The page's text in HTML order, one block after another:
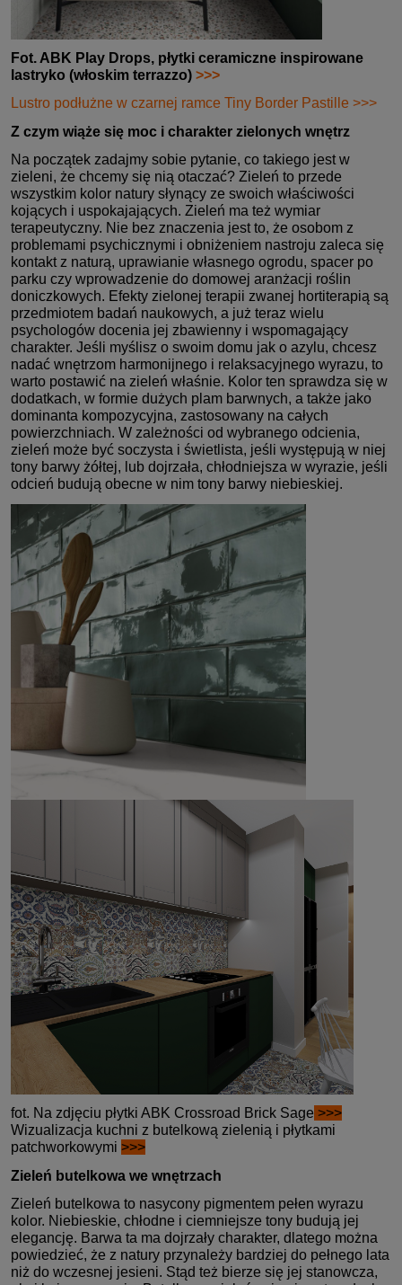
Fot. ABK Play Drops, płytki ceramiczne inspirowane
lastryko (włoskim terrazzo) >>>
Lustro podłużne w czarnej ramce Tiny Border Pastille >>>
Z czym wiąże się moc i charakter zielonych wnętrz
Na początek zadajmy sobie pytanie, co takiego jest w
zieleni, że chcemy się nią otaczać? Zieleń to przede
wszystkim kolor natury słynący ze swoich właściwości
kojących i uspokajających. Zieleń ma też wymiar
terapeutyczny. Nie bez znaczenia jest to, że osobom z
problemami psychicznymi i obniżeniem nastroju zaleca się
kontakt z naturą, uprawianie własnego ogrodu, spacer po
parku czy wprowadzenie do domowej aranżacji roślin
doniczkowych. Efekty zielonej terapii zwanej hortiterapią są
przedmiotem badań naukowych, a już teraz wielu
psychologów docenia jej zbawienny i wspomagający
charakter. Jeśli myślisz o swoim domu jak o azylu, chcesz
nadać wnętrzom harmonijnego i relaksacyjnego wyrazu, to
warto postawić na zieleń właśnie. Kolor ten sprawdza się w
dodatkach, w formie dużych plam barwnych, a także jako
dominanta kompozycyjna, zastosowany na całych
powierzchniach. W zależności od wybranego odcienia,
zieleń może być soczysta i świetlista, jeśli występują w niej
tony barwy żółtej, lub dojrzała, chłodniejsza w wyrazie, jeśli
odcień budują obecne w nim tony barwy niebieskiej.
fot. Na zdjęciu płytki ABK Crossroad Brick Sage >>>
Wizualizacja kuchni z butelkową zielenią i płytkami
patchworkowymi >>>
Zieleń butelkowa we wnętrzach
Zieleń butelkowa to nasycony pigmentem pełen wyrazu
kolor. Niebieskie, chłodne i ciemniejsze tony budują jej
elegancję. Barwa ta ma dojrzały charakter, dlatego można
powiedzieć, że z natury przynależy bardziej do pełnego lata
niż do wczesnej jesieni. Stąd też bierze się jej stanowcza,